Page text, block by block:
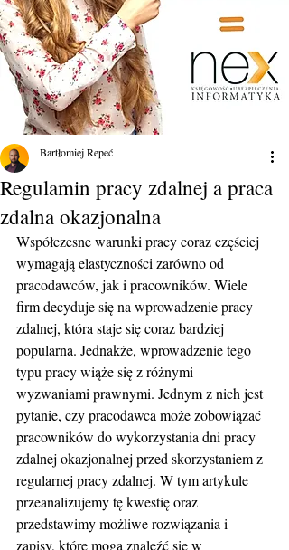
Regulamin pracy zdalnej a praca
zdalna okazjonalna
Bartłomiej Repeć
Współczesne warunki pracy coraz częściej
wymagają elastyczności zarówno od
pracodawców, jak i pracowników. Wiele
firm decyduje się na wprowadzenie pracy
zdalnej, która staje się coraz bardziej
popularna. Jednakże, wprowadzenie tego
typu pracy wiąże się z różnymi
wyzwaniami prawnymi. Jednym z nich jest
pytanie, czy pracodawca może zobowiązać
pracowników do wykorzystania dni pracy
zdalnej okazjonalnej przed skorzystaniem z
regularnej pracy zdalnej. W tym artykule
przeanalizujemy tę kwestię oraz
przedstawimy możliwe rozwiązania i
zapisy, które mogą znaleźć się w